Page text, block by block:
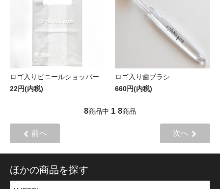
ロゴ入りビニールショッパー
22円(内税)
ロゴ入り歯ブラシ
660円(内税)
8商品中 1-8商品
前へ 次へ
ほかの商品を探す